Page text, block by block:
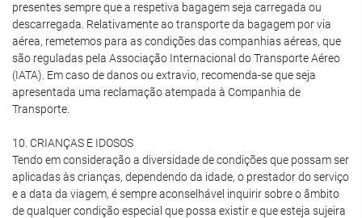
presentes sempre que a respetiva bagagem seja carregada ou
descarregada. Relativamente ao transporte da bagagem por via
aérea, remetemos para as condições das companhias aéreas, que
são reguladas pela Associação Internacional do Transporte Aéreo
(IATA). Em caso de danos ou extravio, recomenda-se que seja
apresentada uma reclamação atempada à Companhia de
Transporte.
10. CRIANÇAS E IDOSOS
Tendo em consideração a diversidade de condições que possam ser
aplicadas às crianças, dependendo da idade, o prestador do serviço
e a data da viagem, é sempre aconselhável inquirir sobre o âmbito
de qualquer condição especial que possa existir e que esteja sujeira